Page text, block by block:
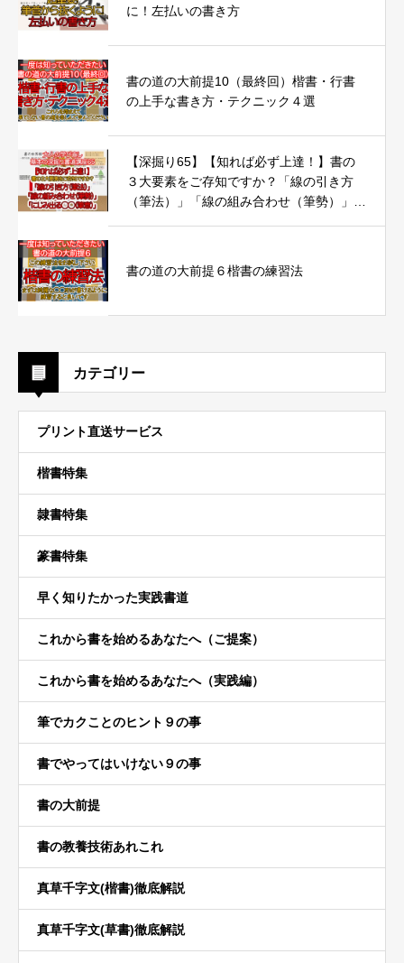
に！左払いの書き方
書の道の大前提10（最終回）楷書・行書
の上手な書き方・テクニック４選
【深掘り65】【知れば必ず上達！】書の
３大要素をご存知ですか？「線の引き方
（筆法）」「線の組み合わせ（筆勢）」
書の道の大前提６楷書の練習法
カテゴリー
プリント直送サービス
楷書特集
隷書特集
篆書特集
早く知りたかった実践書道
これから書を始めるあなたへ（ご提案）
これから書を始めるあなたへ（実践編）
筆でカクことのヒント９の事
書でやってはいけない９の事
書の大前提
書の教養技術あれこれ
真草千字文(楷書)徹底解説
真草千字文(草書)徹底解説